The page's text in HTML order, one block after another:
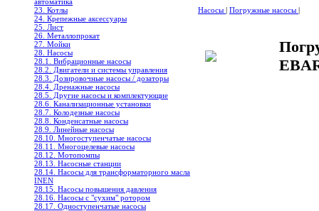
23. Котлы
24. Крепежные аксессуары
25. Лист
26. Металлопрокат
27. Мойки
28. Насосы
28.1. Вибрационные насосы
28.2. Двигатели и системы управления
28.3. Дозировочные насосы / дозаторы
28.4. Дренажные насосы
28.5. Другие насосы и комплектующие
28.6. Канализационные установки
28.7. Колодезные насосы
28.8. Конденсатные насосы
28.9. Линейные насосы
28.10. Многоступенчатые насосы
28.11. Многоцелевые насосы
28.12. Мотопомпы
28.13. Насосные станции
28.14. Насосы для трансформаторного масла
INEN
28.15. Насосы повышения давления
28.16. Насосы с "сухим" ротором
28.17. Одноступенчатые насосы
Насосы | Погружные насосы |